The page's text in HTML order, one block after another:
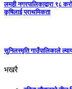
लमही नगरपालिकाद्वारा ९८
कृषिलाई प्राथमिकता
सुनिलस्मृति गाउँपालिकाले
भखरै